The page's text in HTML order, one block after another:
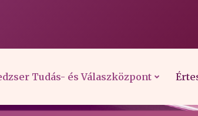
Tudás- és Válaszközpont